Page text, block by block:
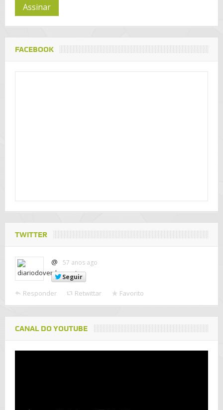
Assinar
FACEBOOK
TWITTER
@
57 anos ago
Seguir
Responder Retwittar Favorito
CANAL DO YOUTUBE